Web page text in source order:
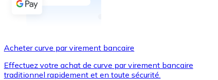
Virement SEPA
Utilisez les cartes Visa et Mastercard pour acheter
Acheter curve par virement bancaire
Effectuez votre achat de curve par virement bancaire
traditionnel rapidement et en toute sécurité.